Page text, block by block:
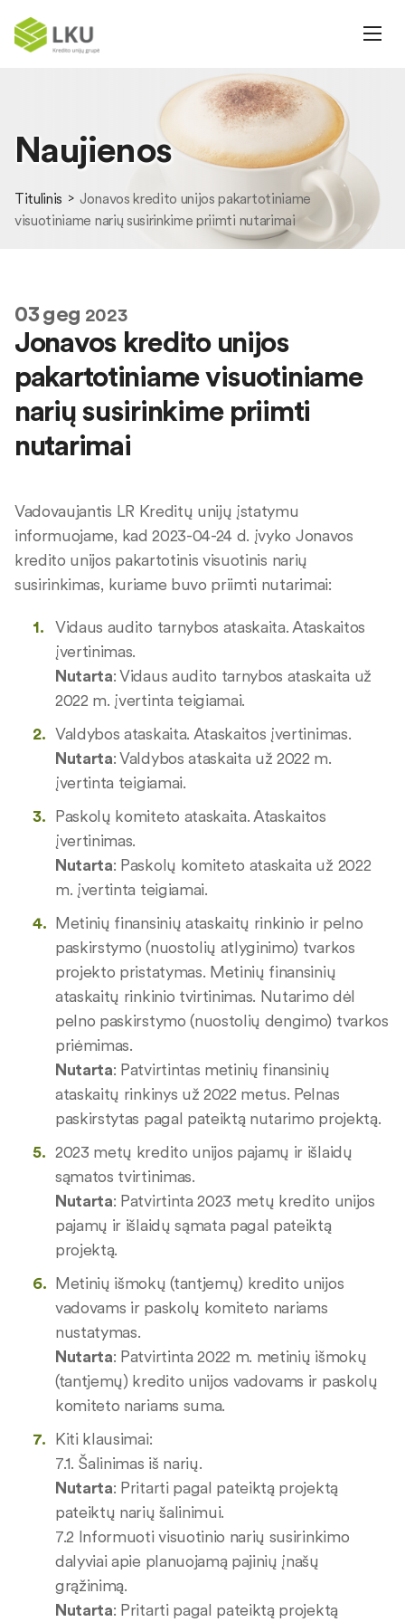
Naujienos
Titulinis
Jonavos kredito unijos pakartotiniame
visuotiniame narių susirinkime priimti nutarimai
03geg 2023
Jonavos kredito unijos
pakartotiniame visuotiniame
narių susirinkime priimti
nutarimai
Vadovaujantis LR Kreditų unijų įstatymu
informuojame, kad 2023-04-24 d. įvyko Jonavos
kredito unijos pakartotinis visuotinis narių
susirinkimas, kuriame buvo priimti nutarimai:
Vidaus audito tarnybos ataskaita. Ataskaitos
įvertinimas.
Nutarta: Vidaus audito tarnybos ataskaita už
2022 m. įvertinta teigiamai.
Valdybos ataskaita. Ataskaitos įvertinimas.
Nutarta: Valdybos ataskaita už 2022 m.
įvertinta teigiamai.
Paskolų komiteto ataskaita. Ataskaitos
įvertinimas.
Nutarta: Paskolų komiteto ataskaita už 2022
m. įvertinta teigiamai.
Metinių finansinių ataskaitų rinkinio ir pelno
paskirstymo (nuostolių atlyginimo) tvarkos
projekto pristatymas. Metinių finansinių
ataskaitų rinkinio tvirtinimas. Nutarimo dėl
pelno paskirstymo (nuostolių dengimo) tvarkos
priėmimas.
Nutarta: Patvirtintas metinių finansinių
ataskaitų rinkinys už 2022 metus. Pelnas
paskirstytas pagal pateiktą nutarimo projektą.
2023 metų kredito unijos pajamų ir išlaidų
sąmatos tvirtinimas.
Nutarta: Patvirtinta 2023 metų kredito unijos
pajamų ir išlaidų sąmata pagal pateiktą
projektą.
Metinių išmokų (tantjemų) kredito unijos
vadovams ir paskolų komiteto nariams
nustatymas.
Nutarta: Patvirtinta 2022 m. metinių išmokų
(tantjemų) kredito unijos vadovams ir paskolų
komiteto nariams suma.
Kiti klausimai:
7.1. Šalinimas iš narių.
Nutarta: Pritarti pagal pateiktą projektą
pateiktų narių šalinimui.
7.2 Informuoti visuotinio narių susirinkimo
dalyviai apie planuojamą pajinių įnašų
grąžinimą.
Nutarta: Pritarti pagal pateiktą projektą